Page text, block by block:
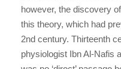
however, the discovery
this theory, which had
2nd century. Thirteenth
physiologist Ibn Al-Nafis